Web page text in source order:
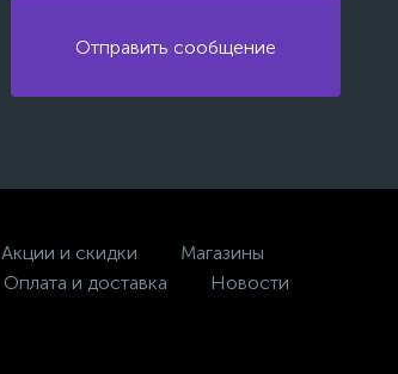
Отправить сообщение
Акции и скидки
Магазины
Оплата и доставка
Новости